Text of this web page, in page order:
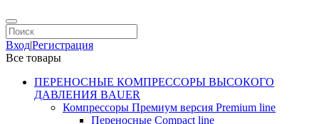
Вход|Регистрация
Все товары
ПЕРЕНОСНЫЕ КОМПРЕССОРЫ ВЫСОКОГО
ДАВЛЕНИЯ BAUER
Компрессоры Премиум версия Premium line
Переносные Compact line